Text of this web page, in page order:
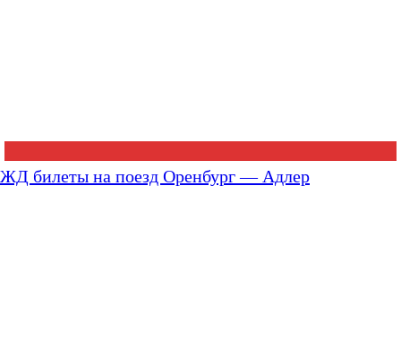
ЖД билеты на поезд Оренбург — Адлер